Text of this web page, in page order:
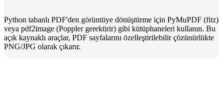
Python tabanlı PDF'den görüntüye dönüştürme için PyMuPDF (fitz)
veya pdf2image (Poppler gerektirir) gibi kütüphaneleri kullanın. Bu
açık kaynaklı araçlar, PDF sayfalarını özelleştirilebilir çözünürlükte
PNG/JPG olarak çıkarır.